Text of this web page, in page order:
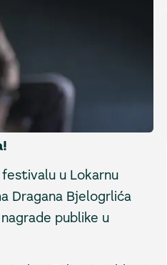
u Lokarnu
Dragana Bjelogrlića
publike u